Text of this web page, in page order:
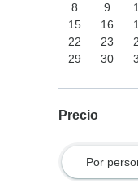
8
9
15
16
22
23
29
30
Precio
Por